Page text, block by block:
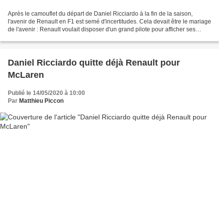
Après le camouflet du départ de Daniel Ricciardo à la fin de la saison,
l'avenir de Renault en F1 est semé d'incertitudes. Cela devait être le mariage
de l'avenir : Renault voulait disposer d'un grand pilote pour afficher ses
Daniel Ricciardo quitte déjà Renault pour
McLaren
Publié le 14/05/2020 à 10:00
Par Matthieu Piccon